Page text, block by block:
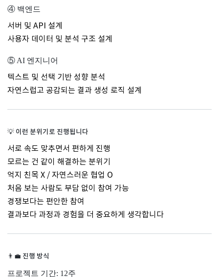
④ 백엔드
서버 및 API 설계
사용자 데이터 및 분석 구조 설계
⑤ AI 엔지니어
텍스트 및 선택 기반 성향 분석
자연스럽고 공감되는 결과 생성 로직 설계
💡 이런 분위기로 진행됩니다
서로 속도 맞추면서 편하게 진행
모르는 건 같이 해결하는 분위기
억지 친목 X / 자연스러운 협업 O
처음 보는 사람도 부담 없이 참여 가능
경쟁보다는 편안한 참여
결과보다 과정과 경험을 더 중요하게 생각합니다
👨‍💼 진행 방식
프로젝트 기간: 12주